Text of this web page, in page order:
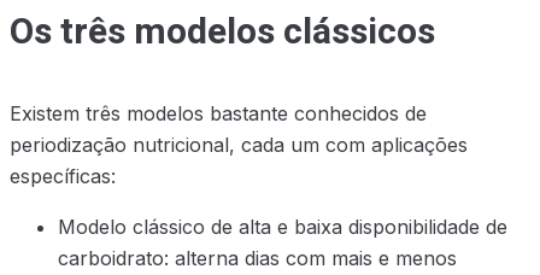
Os três modelos clássicos
Existem três modelos bastante conhecidos de
periodização nutricional, cada um com aplicações
específicas:
Modelo clássico de alta e baixa disponibilidade de
carboidrato: alterna dias com mais e menos